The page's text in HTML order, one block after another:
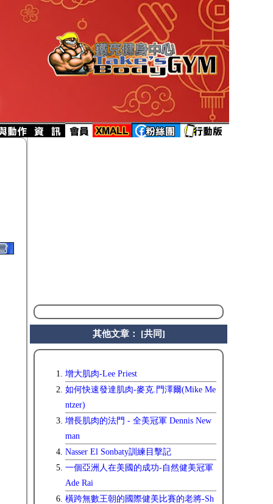
其他文章： [共同]
增大肌肉-Lee Priest
如何快速發達肌肉-麥克.門澤爾(Mike Me
ntzer)
增長肌肉的法門 - 全美冠軍 Dennis New
man
Nasser El Sonbaty訓練目擊記
一個亞洲人在美國的成功-自然健美冠軍
Ade Rai
橫跨無數王朝的國際健美比賽的老將-Sh